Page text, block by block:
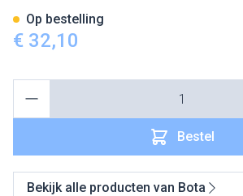
€ 32,10
Bestel
Op bestelling
Bekijk alle producten van Bota